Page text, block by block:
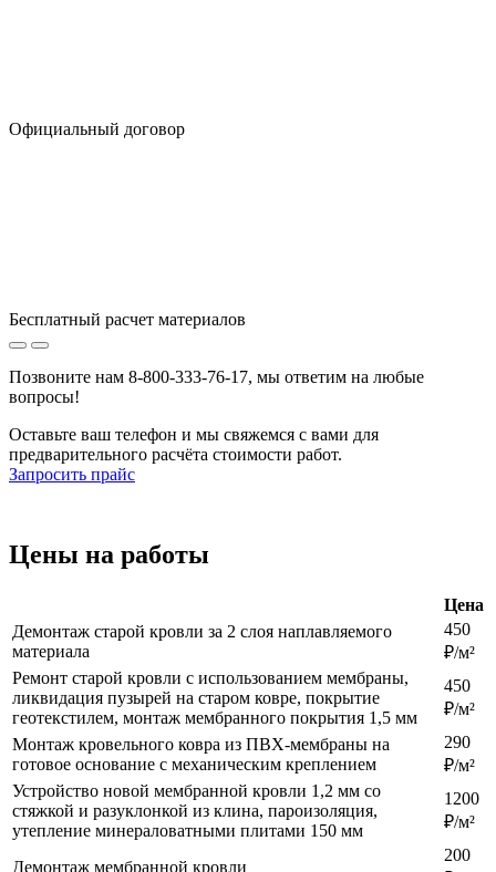
Официальный договор
Бесплатный расчет материалов
Позвоните нам 8-800-333-76-17, мы ответим на любые
вопросы!
Оставьте ваш телефон и мы свяжемся с вами для
предварительного расчёта стоимости работ.
Запросить прайс
Цены на работы
Цена
Демонтаж старой кровли за 2 слоя наплавляемого
материала
450
₽/м²
Ремонт старой кровли с использованием мембраны,
ликвидация пузырей на старом ковре, покрытие
геотекстилем, монтаж мембранного покрытия 1,5 мм
450
₽/м²
Монтаж кровельного ковра из ПВХ-мембраны на
готовое основание с механическим креплением
290
₽/м²
Устройство новой мембранной кровли 1,2 мм со
стяжкой и разуклонкой из клина, пароизоляция,
утепление минераловатными плитами 150 мм
1200
₽/м²
Демонтаж мембранной кровли
200